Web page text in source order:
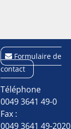
Formulaire de
contact
Téléphone
0049 3641 49-0
Fax :
0049 3641 49-2020